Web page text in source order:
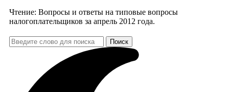
Чтение: Вопросы и ответы на типовые вопросы
налогоплательщиков за апрель 2012 года.